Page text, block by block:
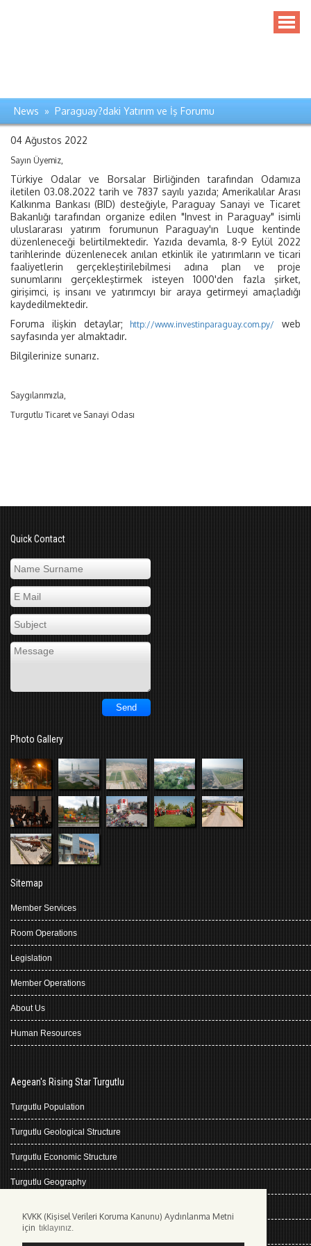
KVKK (Kişisel Verileri Koruma Kanunu) Aydınlanma Metni
için tıklayınız.
News » Paraguay?daki Yatırım ve İş Forumu
04 Ağustos 2022
Sayın Üyemiz,
Türkiye Odalar ve Borsalar Birliğinden tarafından Odamıza
iletilen 03.08.2022 tarih ve 7837 sayılı yazıda; Amerikalılar Arası
Kalkınma Bankası (BID) desteğiyle, Paraguay Sanayi ve Ticaret
Bakanlığı tarafından organize edilen "Invest in Paraguay" isimli
uluslararası yatırım forumunun Paraguay'ın Luque kentinde
düzenleneceği belirtilmektedir. Yazıda devamla, 8-9 Eylül 2022
tarihlerinde düzenlenecek anılan etkinlik ile yatırımların ve ticari
faaliyetlerin gerçekleştirilebilmesi adına plan ve proje
sunumlarını gerçekleştirmek isteyen 1000'den fazla şirket,
girişimci, iş insanı ve yatırımcıyı bir araya getirmeyi amaçladığı
kaydedilmektedir.
Foruma ilişkin detaylar;
http://www.investinparaguay.com.py/
web
sayfasında yer almaktadır.
Bilgilerinize sunarız.
Saygılarımızla,
Turgutlu Ticaret ve Sanayi Odası
Quick Contact
Photo Gallery
Sitemap
Member Services
Room Operations
Legislation
Member Operations
About Us
Human Resources
Aegean's Rising Star Turgutlu
Turgutlu Population
Turgutlu Geological Structure
Turgutlu Economic Structure
Turgutlu Geography
Climate Turgutlu